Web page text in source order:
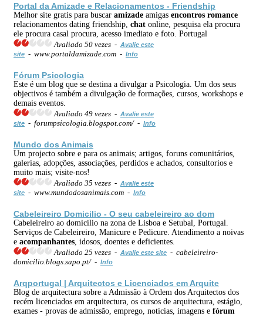
Portal da Amizade e Relacionamentos - Friendship
Melhor site gratis para buscar amizade amigas encontros romance
relacionamentos dating friendship, chat online, pesquisa ela procura
ele procura casal procura, acesso imediato e foto. Portugal
Avaliado 50 vezes - Avalie este
site - www.portaldamizade.com - Info
Fórum Psicologia
Este é um blog que se destina a divulgar a Psicologia. Um dos seus
objectivos é também a divulgação de formações, cursos, workshops e
demais eventos.
Avaliado 49 vezes - Avalie este
site - forumpsicologia.blogspot.com/ - Info
Mundo dos Animais
Um projecto sobre e para os animais; artigos, foruns comunitários,
galerias, adopções, associações, perdidos e achados, consultorios e
muito mais; visite-nos!
Avaliado 35 vezes - Avalie este
site - www.mundodosanimais.com - Info
Cabeleireiro Domicilio - O seu cabeleireiro ao dom
Cabeleireiro ao domicilio na zona de Lisboa e Setubal, Portugal.
Serviços de Cabeleireiro, Manicure e Pedicure. Atendimento a noivas
e acompanhantes , idosos, doentes e deficientes.
Avaliado 25 vezes - Avalie este site - cabeleireiro-
domicilio.blogs.sapo.pt/ - Info
Arqportugal | Arquitectos e Licenciados em Arquite
Blog de arquitectura sobre a Admissão à Ordem dos Arquitectos dos
recém licenciados em arquitectura, os cursos de arquitectura, estágio,
exames - provas de admissão, emprego, noticias, imagens e fórum